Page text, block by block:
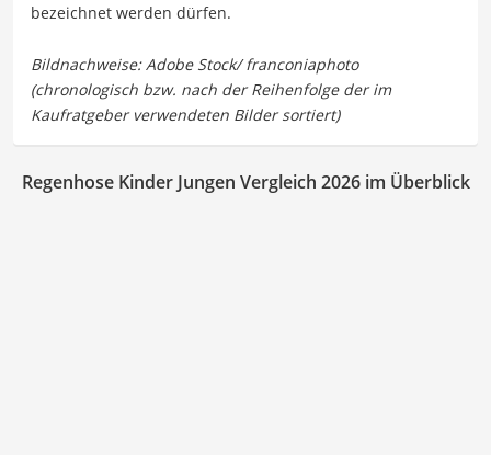
bezeichnet werden dürfen.
Regenhose Kinder Jungen Vergleich 2026 im Überblick